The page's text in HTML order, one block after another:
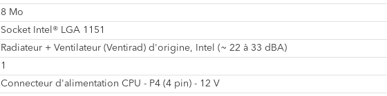
8 Mo
Socket Intel® LGA 1151
Radiateur + Ventilateur (Ventirad) d'origine, Intel (~ 22 à 33 dBA)
1
Connecteur d'alimentation CPU - P4 (4 pin) - 12 V